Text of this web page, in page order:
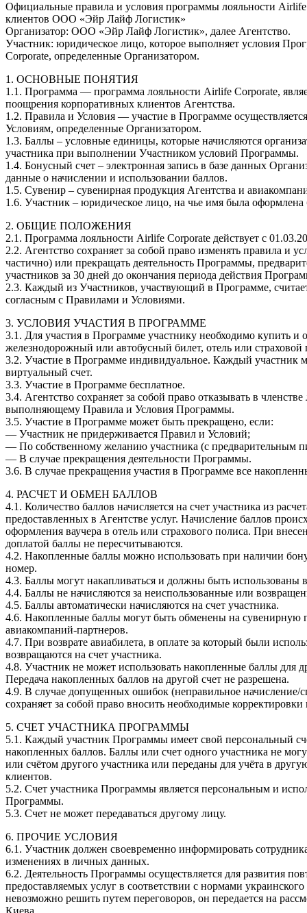
Официальные правила и условия программы лояльности
клиентов ООО «Эйр Лайф Логистик»
Организатор: ООО «Эйр Лайф Логистик», далее Агентство.
Участник: юридическое лицо, которое выполняет условия
Corporate, определенные Организатором.
1. ОСНОВНЫЕ ПОНЯТИЯ
1.1. Программа — программа лояльности Airlife Corporate,
поощрения корпоративных клиентов Агентства.
1.2. Правила и Условия — участие в Программе
Условиям, определенные Организатором.
1.3. Баллы – условные единицы, которые начисляются
участника при выполнении Участником условий Программы.
1.4. Бонусный счет – электронная запись в базе данных
данные о начислении и использовании баллов.
1.5. Сувенир – сувенирная продукция Агентства и
1.6. Участник – юридическое лицо, на чье имя была оформлена
2. ОБЩИЕ ПОЛОЖЕНИЯ
2.1. Программа лояльности Airlife Corporate действует с
2.2. Агентство сохраняет за собой право изменять правила и
частично) или прекращать деятельность Программы,
участников за 30 дней до окончания периода действия
2.3. Каждый из Участников, участвующий в Программе,
согласным с Правилами и Условиями.
3. УСЛОВИЯ УЧАСТИЯ В ПРОГРАММЕ
3.1. Для участия в Программе участнику необходимо купить и
железнодорожный или автобусный билет, отель или страховой
3.2. Участие в Программе индивидуальное. Каждый участник
виртуальный счет.
3.3. Участие в Программе бесплатное.
3.4. Агентство сохраняет за собой право отказывать в
выполняющему Правила и Условия Программы.
3.5. Участие в Программе может быть прекращено, если:
— Участник не придерживается Правил и Условий;
— По собственному желанию участника (с предварительным
— В случае прекращения деятельности Программы.
3.6. В случае прекращения участия в Программе все
4. РАСЧЕТ И ОБМЕН БАЛЛОВ
4.1. Количество баллов начисляется на счет участника из
предоставленных в Агентстве услуг. Начисление баллов
оформления ваучера в отель или страхового полиса. При
доплатой баллы не пересчитываются.
4.2. Накопленные баллы можно использовать при наличии
номер.
4.3. Баллы могут накапливаться и должны быть использованы
4.4. Баллы не начисляются за неиспользованные или
4.5. Баллы автоматически начисляются на счет участника.
4.6. Накопленные баллы могут быть обменены на сувенирную
авиакомпаний-партнеров.
4.7. При возврате авиабилета, в оплате за который были
возвращаются на счет участника.
4.8. Участник не может использовать накопленные баллы для
Передача накопленных баллов на другой счет не разрешена.
4.9. В случае допущенных ошибок (неправильное начисление/
сохраняет за собой право вносить необходимые корректировки
5. СЧЕТ УЧАСТНИКА ПРОГРАММЫ
5.1. Каждый участник Программы имеет свой персональный
накопленных баллов. Баллы или счет одного участника не
или счётом другого участника или переданы для учёта в
клиентов.
5.2. Счет участника Программы является персональным и
Программы.
5.3. Счет не может передаваться другому лицу.
6. ПРОЧИЕ УСЛОВИЯ
6.1. Участник должен своевременно информировать
изменениях в личных данных.
6.2. Деятельность Программы осуществляется для развития
предоставляемых услуг в соответствии с нормами украинского
невозможно решить путем переговоров, он передается на